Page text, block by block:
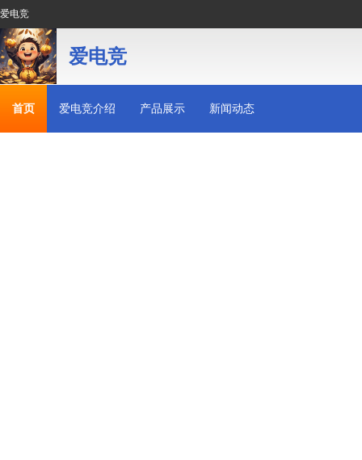
爱电竞
爱电竞
首页 爱电竞介绍 产品展示 新闻动态